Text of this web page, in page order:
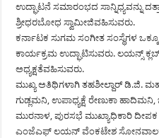
ಉದ್ಘಾಟನೆ ಸಮಾರಂಭದ ಸಾನ್ನಿಧ್ಯವನ್ನು
ಶ್ರೀಧರಬೋಧ ಸ್ವಾಮೀಜಿವಹಿಸುವರು.
ಕರ್ನಾಟಕ ಸುಗಮ ಸಂಗೀತ ಸಂಸ್ಥೆಗಳ
ಕಾರ್ಯಕ್ರಮ ಉದ್ಘಾಟಿಸುವರು. ಲಯನ್ಸ್
ಅಧ್ಯಕ್ಷತೆವಹಿಸುವರು.
ಮುಖ್ಯ ಅತಿಥಿಗಳಾಗಿ ತಹಶೀಲ್ದಾರ್ ಡಿ.ಜಿ.
ಗುಡ್ಲಮನಿ, ಉಪಾಧ್ಯಕ್ಷೆ ರೇಣುಕಾ
ಮುರನಾಳ, ಪುರಸಭೆ ಮುಖ್ಯಾಧಿಕಾರಿ
ಎಂಜೆಎಫ್ ಲಯನ್ ವೆಂಕಟೇಶ